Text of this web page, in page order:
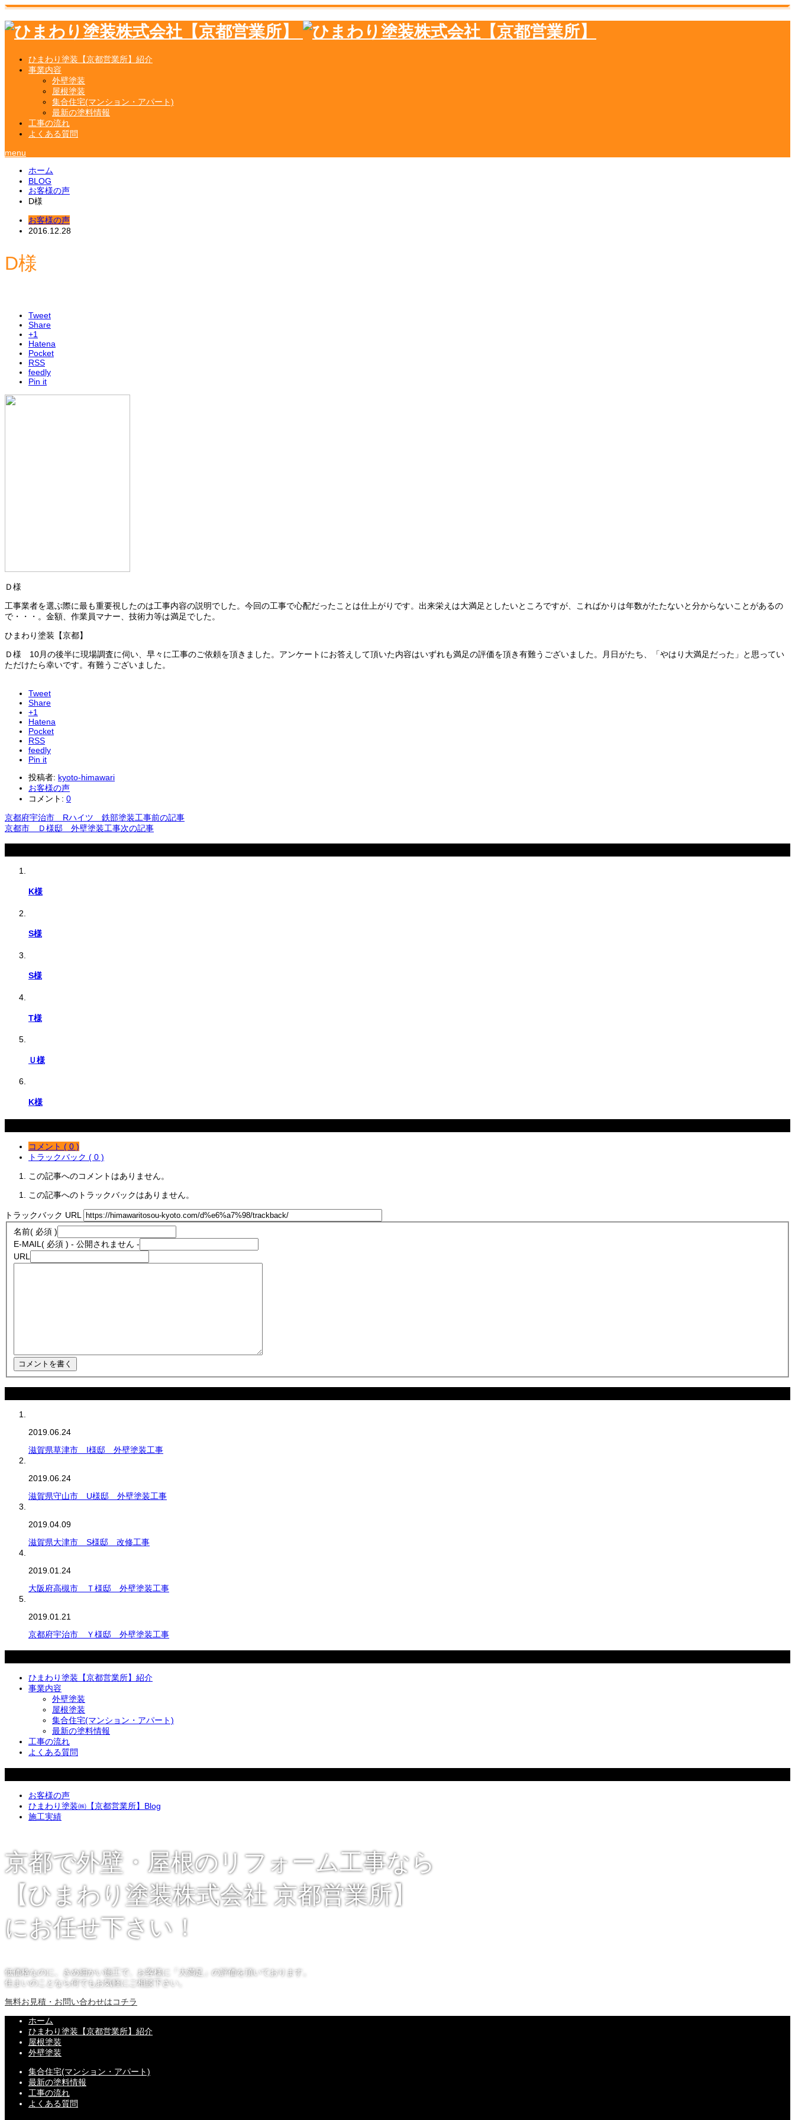
ひまわり塗装【京都営業所】紹介
事業内容
外壁塗装
屋根塗装
集合住宅(マンション・アパート)
最新の塗料情報
工事の流れ
よくある質問
menu
ホーム
BLOG
お客様の声
D様
お客様の声
2016.12.28
D様
Tweet
Share
+1
Hatena
Pocket
RSS
feedly
Pin it
Ｄ様
工事業者を選ぶ際に最も重要視したのは工事内容の説明でした。今回の工事で心配だったことは仕上がりです。出来栄えは大満足としたいところですが、こればかりは年数がたたないと分からないことがあるの
で・・・。金額、作業員マナー、技術力等は満足でした。
ひまわり塗装【京都】
Ｄ様 10月の後半に現場調査に伺い、早々に工事のご依頼を頂きました。アンケートにお答えして頂いた内容はいずれも満足の評価を頂き有難うございました。月日がたち、「やはり大満足だった」と思ってい
ただけたら幸いです。有難うございました。
Tweet
Share
+1
Hatena
Pocket
RSS
feedly
Pin it
投稿者: kyoto-himawari
お客様の声
コメント: 0
京都府宇治市 Rハイツ 鉄部塗装工事前の記事
京都市 Ｄ様邸 外壁塗装工事次の記事
K様
S様
S様
T様
Ｕ様
K様
コメント ( 0 )
トラックバック ( 0 )
この記事へのコメントはありません。
この記事へのトラックバックはありません。
トラックバック URL
名前( 必須 )
E-MAIL ( 必須 ) - 公開されません -
URL
2019.06.24
滋賀県草津市 I様邸 外壁塗装工事
2019.06.24
滋賀県守山市 U様邸 外壁塗装工事
2019.04.09
滋賀県大津市 S様邸 改修工事
2019.01.24
大阪府高槻市 Ｔ様邸 外壁塗装工事
2019.01.21
京都府宇治市 Ｙ様邸 外壁塗装工事
ひまわり塗装【京都営業所】紹介
事業内容
外壁塗装
屋根塗装
集合住宅(マンション・アパート)
最新の塗料情報
工事の流れ
よくある質問
お客様の声
ひまわり塗装㈱【京都営業所】Blog
施工実績
京都で外壁・屋根のリフォーム工事なら
【ひまわり塗装株式会社 京都営業所】
にお任せ下さい！
低価格なのに、きめ細かい施工で、お客様に「大満足」の評価を頂いております。
住まいのことなら何でもお気軽にご相談下さい。
無料お見積・お問い合わせはコチラ
ホーム
ひまわり塗装【京都営業所】紹介
屋根塗装
外壁塗装
集合住宅(マンション・アパート)
最新の塗料情報
工事の流れ
よくある質問